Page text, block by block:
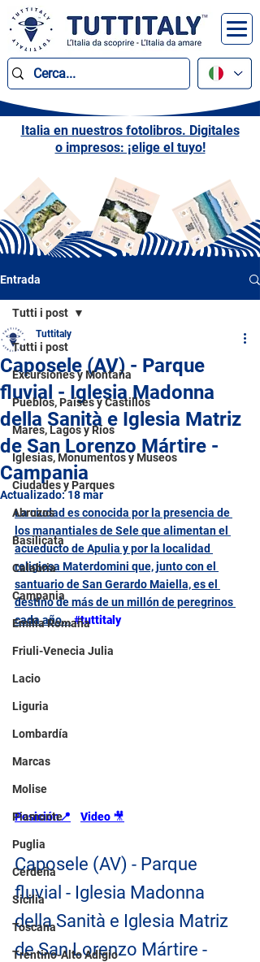
Italia en nuestros fotolibros. Digitales
o impresos: ¡elige el tuyo!
Entrada
Tutti i post
Excursiones y Montaña
Pueblos, Países y Castillos
Mares, Lagos y Ríos
Iglesias, Monumentos y Museos
Ciudades y Parques
Abruzos
Basilicata
Calabria
Campania
Emilia Romaña
Friuli-Venecia Julia
Lacio
Liguria
Lombardía
Marcas
Molise
Piamonte
Puglia
Cerdeña
Sicilia
Toscana
Trentino-Alto Adigio
Tutti i post
Caposele (AV) - Parque
fluvial - Iglesia Madonna
della Sanità e Iglesia Matriz
de San Lorenzo Mártire -
Campania
Tuttitaly
Actualizado:18 mar
La ciudad es conocida por la presencia de
los manantiales de Sele que alimentan el
acueducto de Apulia y por la localidad
religiosa Materdomini que, junto con el
santuario de San Gerardo Maiella, es el
destino de más de un millón de peregrinos
cada año...#tuttitaly
Posición📍 Video 🎥
Caposele (AV) - Parque
fluvial - Iglesia Madonna
della Sanità e Iglesia Matriz
de San Lorenzo Mártire -